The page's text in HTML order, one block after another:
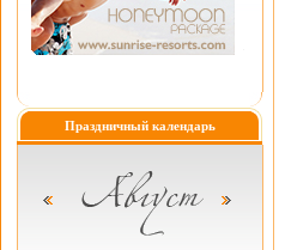
Праздничный календарь